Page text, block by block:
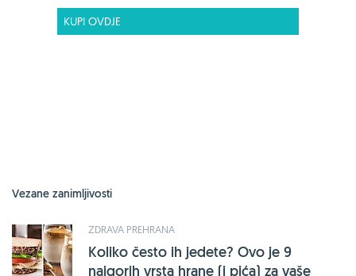
KUPI OVDJE
Vezane zanimljivosti
ZDRAVA PREHRANA
Koliko često ih jedete? Ovo je 9
najgorih vrsta hrane (i pića) za vaše